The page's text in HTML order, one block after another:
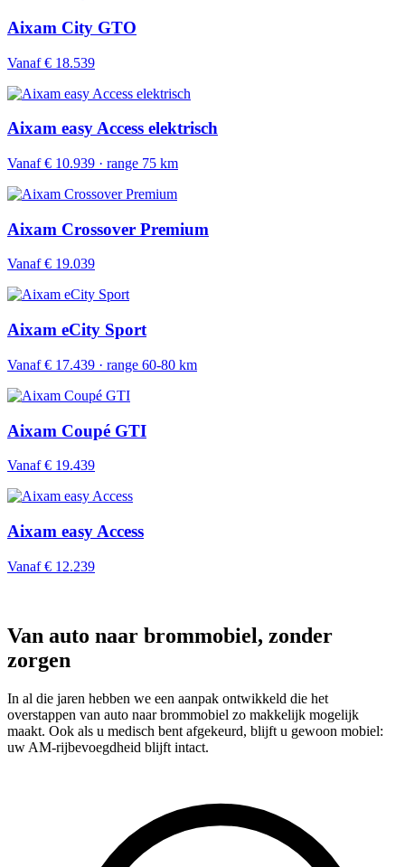
Aixam City GTO
Vanaf € 18.539
Aixam easy Access elektrisch
Vanaf € 10.939 · range 75 km
Aixam Crossover Premium
Vanaf € 19.039
Aixam eCity Sport
Vanaf € 17.439 · range 60-80 km
Aixam Coupé GTI
Vanaf € 19.439
Aixam easy Access
Vanaf € 12.239
Van auto naar brommobiel, zonder
zorgen
In al die jaren hebben we een aanpak ontwikkeld die het
overstappen van auto naar brommobiel zo makkelijk mogelijk
maakt. Ook als u medisch bent afgekeurd, blijft u gewoon mobiel:
uw AM-rijbevoegdheid blijft intact.